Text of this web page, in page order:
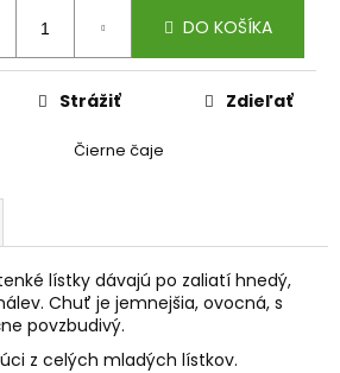
DO KOŠÍKA
Čierne čaje
Strážiť Zdieľať
lístky dávajú po zaliatí hnedý,
Chuť je jemnejšia, ovocná, s
povzbudivý.
z celých mladých lístkov.